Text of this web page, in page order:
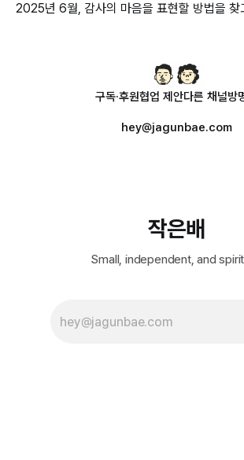
2025년 6월, 감사의 마음을 표현할 방법을 찾
구독·후원협업 제안다른 채널방
hey@jagunbae.com
작은배
Small, independent, and